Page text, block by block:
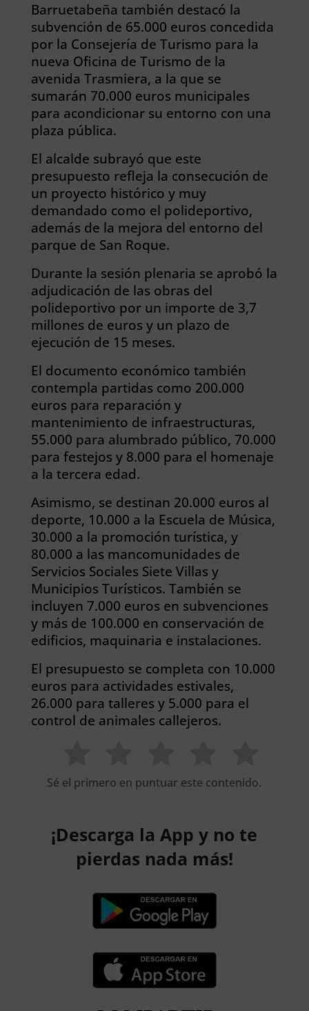
Barruetabeña también destacó la
subvención de 65.000 euros concedida
por la Consejería de Turismo para la
nueva Oficina de Turismo de la
avenida Trasmiera, a la que se
sumarán 70.000 euros municipales
para acondicionar su entorno con una
plaza pública.
El alcalde subrayó que este
presupuesto refleja la consecución de
un proyecto histórico y muy
demandado como el polideportivo,
además de la mejora del entorno del
parque de San Roque.
Durante la sesión plenaria se aprobó la
adjudicación de las obras del
polideportivo por un importe de 3,7
millones de euros y un plazo de
ejecución de 15 meses.
El documento económico también
contempla partidas como 200.000
euros para reparación y
mantenimiento de infraestructuras,
55.000 para alumbrado público, 70.000
para festejos y 8.000 para el homenaje
a la tercera edad.
Asimismo, se destinan 20.000 euros al
deporte, 10.000 a la Escuela de Música,
30.000 a la promoción turística, y
80.000 a las mancomunidades de
Servicios Sociales Siete Villas y
Municipios Turísticos. También se
incluyen 7.000 euros en subvenciones
y más de 100.000 en conservación de
edificios, maquinaria e instalaciones.
El presupuesto se completa con 10.000
euros para actividades estivales,
26.000 para talleres y 5.000 para el
control de animales callejeros.
Sé el primero en puntuar este contenido.
¡Descarga la App y no te
pierdas nada más!